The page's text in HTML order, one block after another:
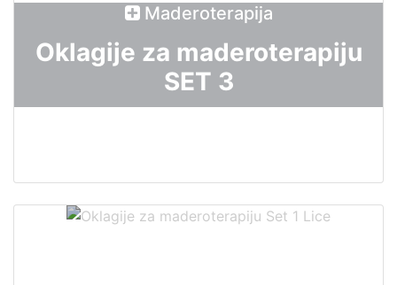
Maderoterapija
Oklagije za maderoterapiju
SET 3